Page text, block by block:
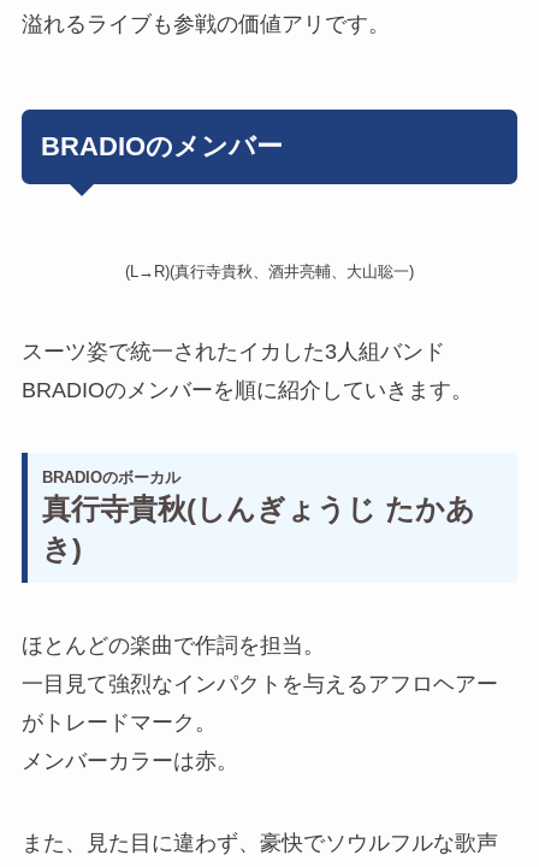
溢れるライブ も参戦の価値アリです。
BRADIOのメンバー
(L→R)(真行寺貴秋、酒井亮輔、大山聡一)
スーツ姿で統一されたイカした3人組バンド
BRADIOのメンバーを順に紹介していきます。
BRADIOのボーカル
真行寺貴秋(しんぎょうじ たかあ
き)
ほとんどの楽曲で作詞を担当。
一目見て強烈なインパクトを与えるアフロヘアー
がトレードマーク。
メンバーカラーは赤。
また、見た目に違わず、豪快でソウルフルな歌声